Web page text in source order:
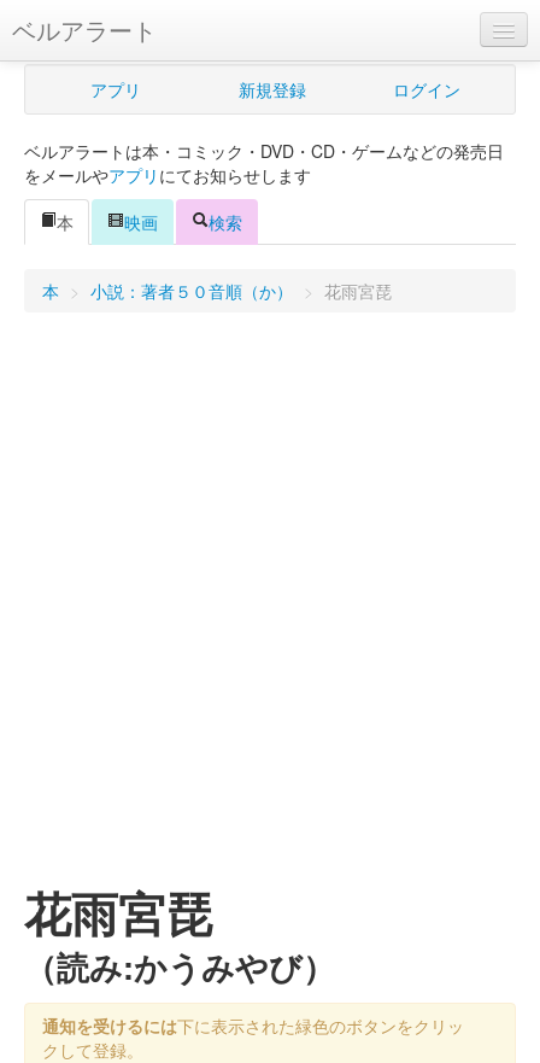
ベルアラート
ベルアラートとは
新規登録
ログイン
アプリ 新規登録 ログイン
ベルアラートは本・コミック・DVD・CD・ゲームなどの発売日
をメールやアプリ にてお知らせします
本
映画 検索
本 > 小説：著者５０音順（か） > 花雨宮琵
花雨宮琵
（読み:かうみやび）
通知を受けるには下に表示された緑色のボタンをクリッ
クして登録。